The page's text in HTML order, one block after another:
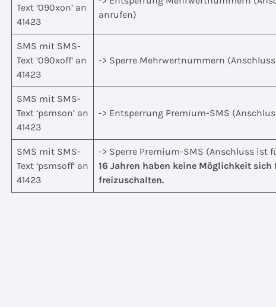
Text ‘090xon’ an
41423
anrufen)
SMS mit SMS-
Text ‘090xoff’ an
41423
-> Sperre Mehrwertnummern
SMS mit SMS-
Text ‘psmson’ an
41423
-> Entsperrung Premium-SMS
SMS mit SMS-
Text ‘psmsoff’ an
41423
-> Sperre Premium-SMS (Anschluss ist
16 Jahren haben keine Möglichkeit
freizuschalten.